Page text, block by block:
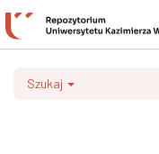
Szukaj